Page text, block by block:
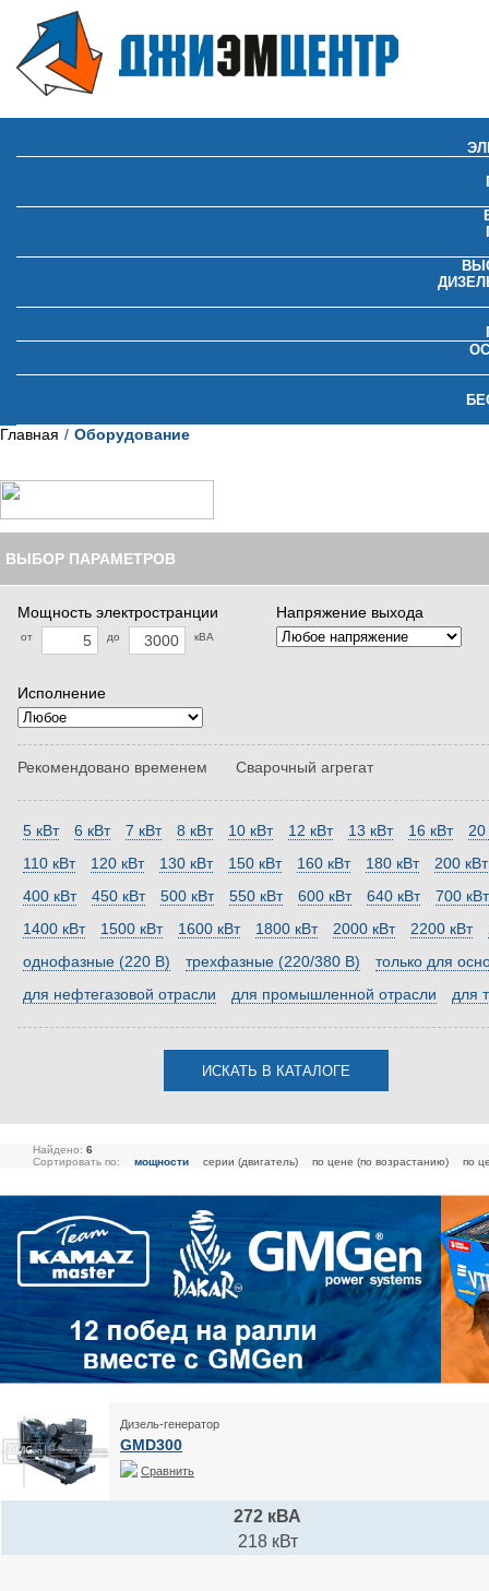
Главная Оборудование
ВЫБОР ПАРАМЕТРОВ
Мощность электространции
от до кВА
Напряжение выхода
Исполнение
Рекомендовано временем Сварочный агрегат
5 кВт 6 кВт 7 кВт 8 кВт 10 кВт 12 кВт 13 кВт 16 кВт
20
110 кВт
120 кВт 130 кВт 150 кВт 160 кВт 180 кВт
200 кВт
400 кВт
450 кВт 500 кВт 550 кВт 600 кВт 640 кВт
700 кВт
1400 кВт
1500 кВт 1600 кВт 1800 кВт 2000 кВт 2200 кВт
однофазные (220 В)
трехфазные (220/380 В)
только для
для нефтегазовой отрасли
для промышленной отрасли для
Найдено: 6
Сортировать по:
мощности серии (двигатель) по цене (по возрастанию) по
Дизель-генератор
GMD300
Сравнить
272 кВА
218 кВт